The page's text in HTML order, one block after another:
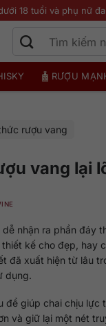
18 tuổi và phụ nữ
RƯỢU
rượu vang
vang lại
dễ nhận ra phần đáy
kế cho đẹp, hay
đã xuất hiện từ lâu
dụng.
để giúp chai chịu lực
và giữ lại một nét